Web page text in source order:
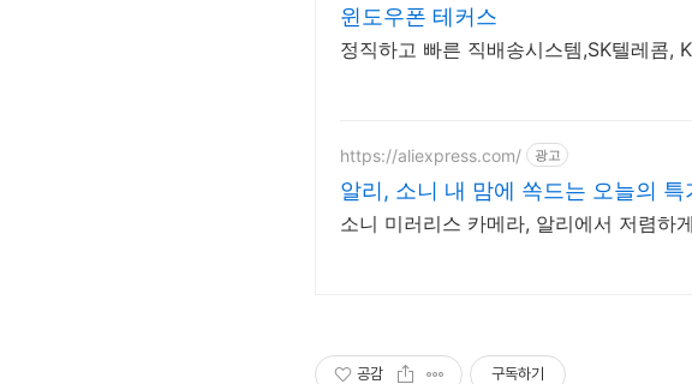
윈도우폰 테커스
정직하고 빠른 직배송시스템,SK텔레콤,
https://aliexpress.com/ 광고
알리, 소니 내 맘에 쏙드는 오늘의 특
소니 미러리스 카메라, 알리에서 저렴하
공감 구독하기